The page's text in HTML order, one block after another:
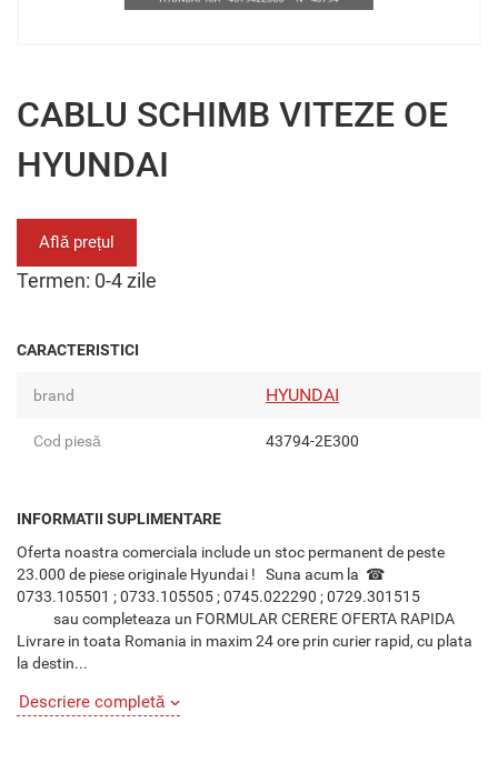
CABLU SCHIMB VITEZE OE
HYUNDAI
Află prețul
Termen: 0-4 zile
CARACTERISTICI
brand HYUNDAI
Cod piesă 43794-2E300
INFORMATII SUPLIMENTARE
Oferta noastra comerciala include un stoc permanent de peste
23.000 de piese originale Hyundai ! Suna acum la ☎
0733.105501 ; 0733.105505 ; 0745.022290 ; 0729.301515
sau completeaza un FORMULAR CERERE OFERTA RAPIDA
Livrare in toata Romania in maxim 24 ore prin curier rapid, cu plata
la destin...
Descriere completă